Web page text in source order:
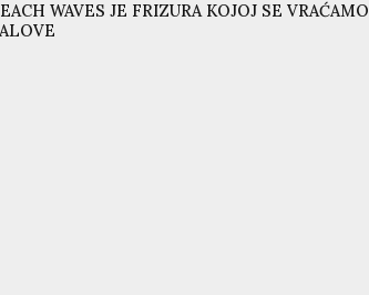
WAVES JE FRIZURA KOJOJ SE